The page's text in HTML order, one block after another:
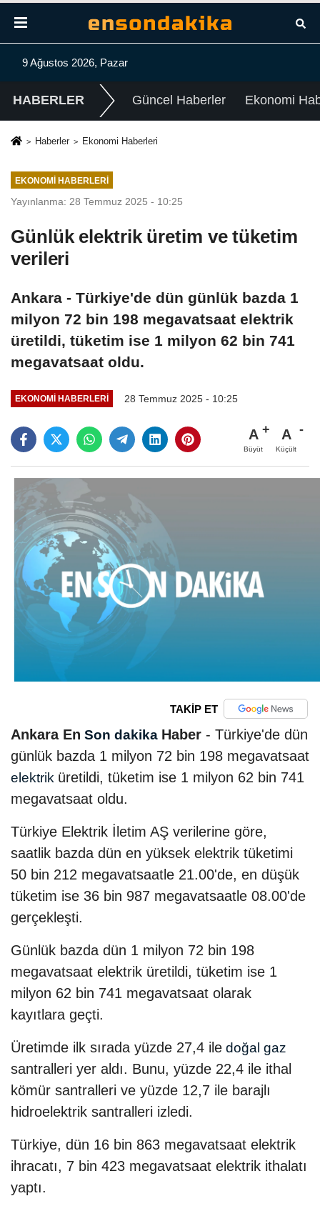
9 Ağustos 2026, Pazar
HABERLER Güncel Haberler Ekonomi
Haberler Ekonomi Haberleri
EKONOMI HABERLERI
Yayınlanma: 28 Temmuz 2025 - 10:25
Günlük elektrik üretim ve tüketim
verileri
Ankara - Türkiye'de dün günlük bazda 1
milyon 72 bin 198 megavatsaat elektrik
üretildi, tüketim ise 1 milyon 62 bin 741
megavatsaat oldu.
EKONOMI HABERLERI 28 Temmuz 2025 - 10:25
A
Büyüt
A
Küçült
TAKİP ET
Ankara En Son dakika Haber - Türkiye'de dün
günlük bazda 1 milyon 72 bin 198 megavatsaat
elektrik üretildi, tüketim ise 1 milyon 62 bin 741
megavatsaat oldu.
Türkiye Elektrik İletim AŞ verilerine göre,
saatlik bazda dün en yüksek elektrik tüketimi
50 bin 212 megavatsaatle 21.00'de, en düşük
tüketim ise 36 bin 987 megavatsaatle 08.00'de
gerçekleşti.
Günlük bazda dün 1 milyon 72 bin 198
megavatsaat elektrik üretildi, tüketim ise 1
milyon 62 bin 741 megavatsaat olarak
kayıtlara geçti.
Üretimde ilk sırada yüzde 27,4 ile doğal gaz
santralleri yer aldı. Bunu, yüzde 22,4 ile ithal
kömür santralleri ve yüzde 12,7 ile barajlı
hidroelektrik santralleri izledi.
Türkiye, dün 16 bin 863 megavatsaat elektrik
ihracatı, 7 bin 423 megavatsaat elektrik ithalatı
yaptı.